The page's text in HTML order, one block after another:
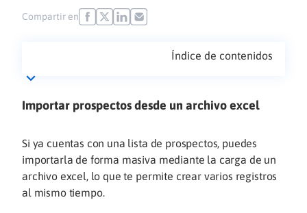
Compartir en
Índice de contenidos
Importar prospectos desde un archivo excel
Si ya cuentas con una lista de prospectos, puedes
importarla de forma masiva mediante la carga de un
archivo excel, lo que te permite crear varios registros
al mismo tiempo.